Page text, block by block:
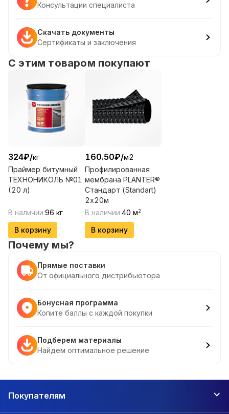
Консультации специалиста
Скачать документы
Сертификаты и заключения
С этим товаром покупают
324₽/кг
Праймер битумный
ТЕХНОНИКОЛЬ №01
(20 л)
В наличии 96 кг
В корзину
160.50₽/м2
Профилированная
мембрана PLANTER®
Стандарт (Standart)
2х20м
В наличии 40 м 2
В корзину
Почему мы?
Прямые поставки
От официального дистрибьютора
Бонусная программа
Копите баллы с каждой покупки
Подберем материалы
Найдем оптимальное решение
Покупателям